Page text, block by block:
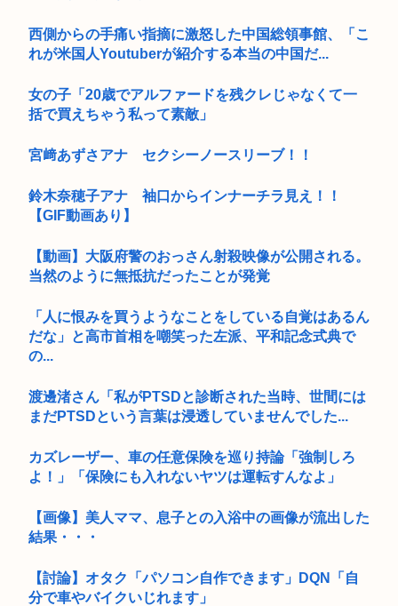
西側からの手痛い指摘に激怒した中国総領事館、「こ
れが米国人Youtuberが紹介する本当の中国だ...
女の子「20歳でアルファードを残クレじゃなくて一
括で買えちゃう私って素敵」
宮﨑あずさアナ セクシーノースリーブ！！
鈴木奈穂子アナ 袖口からインナーチラ見え！！
【GIF動画あり】
【動画】大阪府警のおっさん射殺映像が公開される。
当然のように無抵抗だったことが発覚
「人に恨みを買うようなことをしている自覚はあるん
だな」と高市首相を嘲笑った左派、平和記念式典で
の...
渡邊渚さん「私がPTSDと診断された当時、世間には
まだPTSDという言葉は浸透していませんでした...
カズレーザー、車の任意保険を巡り持論「強制しろ
よ！」「保険にも入れないヤツは運転すんなよ」
【画像】美人ママ、息子との入浴中の画像が流出した
結果・・・
【討論】オタク「パソコン自作できます」DQN「自
分で車やバイクいじれます」